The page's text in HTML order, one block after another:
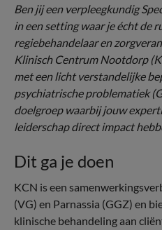
Ben jij een verpleegkundig
in een setting waar je écht de
regiebehandelaar en
Klinisch Centrum Nootdorp
met een licht verstandelijke
psychiatrische problematiek
doelgroep waarbij jouw
leiderschap direct impact
Dit ga je doen
KCN is een
(VG) en Parnassia (GGZ) en
klinische behandeling aan